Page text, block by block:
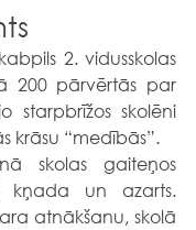
200 pārvērtās par
starpbrīžos skolēni
krāsu “medībās”.
kņada un azarts.
atnākšanu, skolā